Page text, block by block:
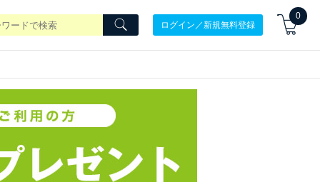
ログイン／新規無料登録
0